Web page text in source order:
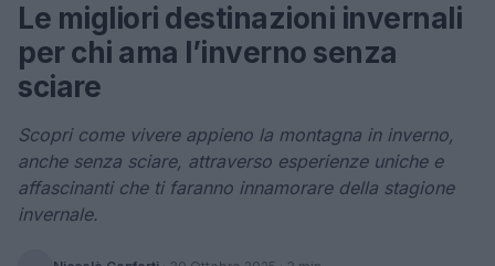
Le migliori destinazioni invernali
per chi ama l’inverno senza
sciare
Scopri come vivere appieno la montagna in inverno,
anche senza sciare, attraverso esperienze uniche e
affascinanti che ti faranno innamorare della stagione
invernale.